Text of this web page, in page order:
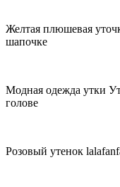
Желтая плюшевая
шапочке
Модная одежда утки
голове
Розовый утенок